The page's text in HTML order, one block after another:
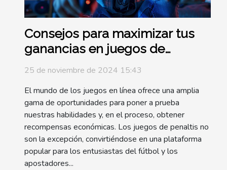
Consejos para maximizar tus
ganancias en juegos de
penaltis online
25 de noviembre de 2024 15:43
El mundo de los juegos en línea ofrece una amplia
gama de oportunidades para poner a prueba
nuestras habilidades y, en el proceso, obtener
recompensas económicas. Los juegos de penaltis no
son la excepción, convirtiéndose en una plataforma
popular para los entusiastas del fútbol y los
apostadores...